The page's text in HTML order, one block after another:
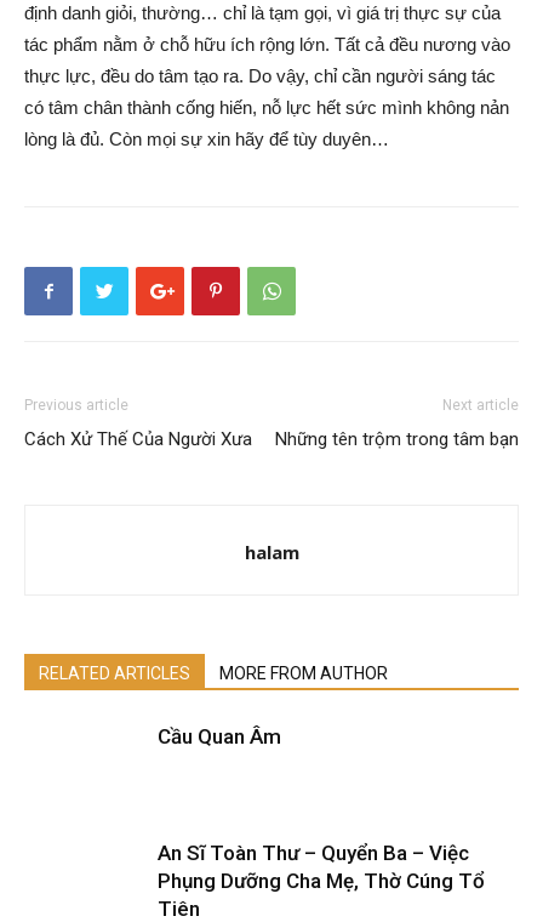
định danh giỏi, thường… chỉ là tạm gọi, vì giá trị thực sự của
tác phẩm nằm ở chỗ hữu ích rộng lớn. Tất cả đều nương vào
thực lực, đều do tâm tạo ra. Do vậy, chỉ cần người sáng tác
có tâm chân thành cống hiến, nỗ lực hết sức mình không nản
lòng là đủ. Còn mọi sự xin hãy để tùy duyên…
Previous article
Cách Xử Thế Của Người Xưa
Next article
Những tên trộm trong tâm bạn
halam
RELATED ARTICLES MORE FROM AUTHOR
Cầu Quan Âm
An Sĩ Toàn Thư – Quyển Ba – Việc
Phụng Dưỡng Cha Mẹ, Thờ Cúng Tổ
Tiên